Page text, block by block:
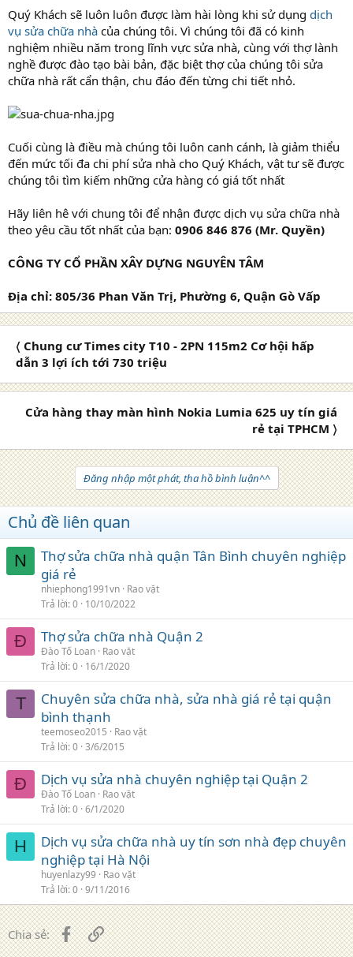
Quý Khách sẽ luôn luôn được làm hài lòng khi sử dụng dịch
vụ sửa chữa nhà của chúng tôi. Vì chúng tôi đã có kinh
nghiệm nhiều năm trong lĩnh vực sửa nhà, cùng với thợ lành
nghề được đào tạo bài bản, đặc biệt thợ của chúng tôi sửa
chữa nhà rất cẩn thận, chu đáo đến từng chi tiết nhỏ.
Cuối cùng là điều mà chúng tôi luôn canh cánh, là giảm thiểu
đến mức tối đa chi phí sửa nhà cho Quý Khách, vật tư sẽ được
chúng tôi tìm kiếm những cửa hàng có giá tốt nhất
Hãy liên hê với chung tôi để nhận được dịch vụ sửa chữa nhà
theo yêu cầu tốt nhất của bạn: 0906 846 876 (Mr. Quyền)
CÔNG TY CỔ PHẦN XÂY DỰNG NGUYÊN TÂM
Địa chỉ: 805/36 Phan Văn Trị, Phường 6, Quận Gò Vấp
〈 Chung cư Times city T10 - 2PN 115m2 Cơ hội hấp
dẫn 3 lợi ích tới 730 triệu
Cửa hàng thay màn hình Nokia Lumia 625 uy tín giá
rẻ tại TPHCM 〉
Đăng nhập một phát, tha hồ bình luận^^
Chủ đề liên quan
N
Thợ sửa chữa nhà quận Tân Bình chuyên nghiệp
giá rẻ
nhiephong1991vn Rao vặt
Trả lời 0 10/10/2022
Đ Thợ sửa chữa nhà Quận 2
Đào Tố Loan Rao vặt
Trả lời 0 16/1/2020
T
Chuyên sửa chữa nhà, sửa nhà giá rẻ tại quận
bình thạnh
teemoseo2015
Rao vặt
Trả lời 0 3/6/2015
Đ Dịch vụ sửa nhà chuyên nghiệp tại Quận 2
Đào Tố Loan Rao vặt
Trả lời 0 6/1/2020
H
Dịch vụ sửa chữa nhà uy tín sơn nhà đẹp chuyên
nghiệp tại Hà Nội
huyenlazy99
Rao vặt
Trả lời 0 9/11/2016
Chia sẻ: FacebookLiên kết